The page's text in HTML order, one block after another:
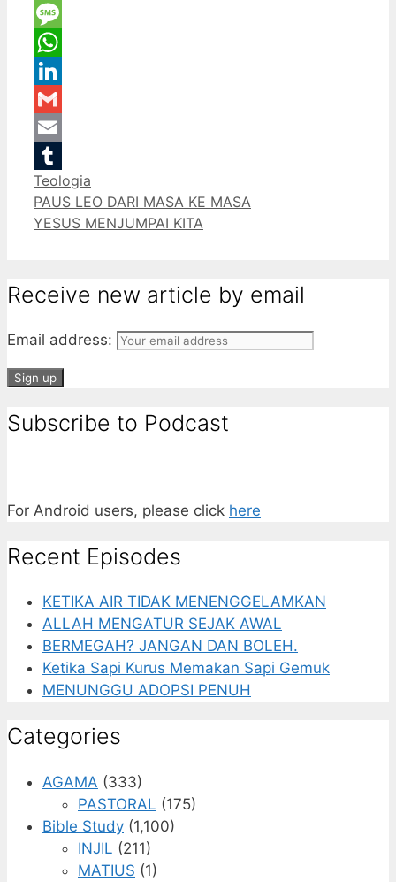
Twitter
Message
WhatsApp
LinkedIn
Gmail
Email
Tumblr
Categories
Teologia
PAUS LEO DARI MASA KE MASA
YESUS MENJUMPAI KITA
Receive new article by email
Email address:
Subscribe to Podcast
For Android users, please click here
Recent Episodes
KETIKA AIR TIDAK MENENGGELAMKAN
ALLAH MENGATUR SEJAK AWAL
BERMEGAH? JANGAN DAN BOLEH.
Ketika Sapi Kurus Memakan Sapi Gemuk
MENUNGGU ADOPSI PENUH
Categories
AGAMA (333)
PASTORAL (175)
Bible Study (1,100)
INJIL (211)
MATIUS (1)